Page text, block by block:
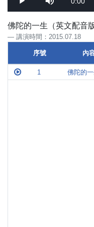
Play Mute
Time
佛陀的一生（英文配音
講演時間：2015.07.18
序號 內
序號 內
1 佛陀的